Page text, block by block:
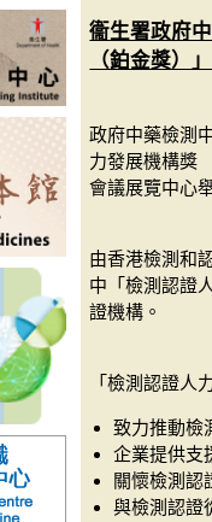
衞生署政府
（鉑金獎）」
政府中藥檢測
力發展機構獎
會議展覽中心
由香港檢測和
中「檢測認證
證機構。
「檢測認證人
致力推動檢
企業提供支
關懷檢測認
與檢測認證